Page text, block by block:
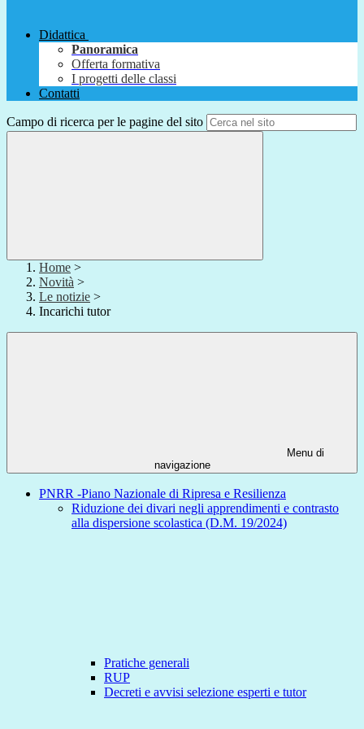
Didattica
Panoramica
Offerta formativa
I progetti delle classi
Contatti
Campo di ricerca per le pagine del sito
Home >
Novità >
Le notizie >
Incarichi tutor
Menu di
navigazione
PNRR -Piano Nazionale di Ripresa e Resilienza
Riduzione dei divari negli apprendimenti e contrasto
alla dispersione scolastica (D.M. 19/2024)
Pratiche generali
RUP
Decreti e avvisi selezione esperti e tutor